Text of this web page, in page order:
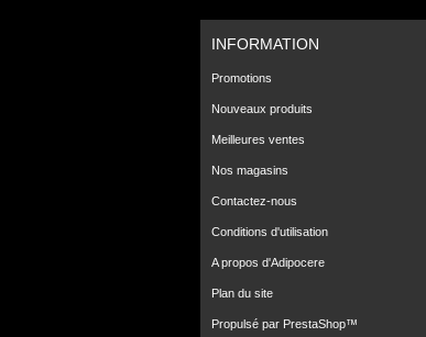
INFORMATION
Promotions
Nouveaux produits
Meilleures ventes
Nos magasins
Contactez-nous
Conditions d'utilisation
A propos d'Adipocere
Plan du site
Propulsé par PrestaShop™